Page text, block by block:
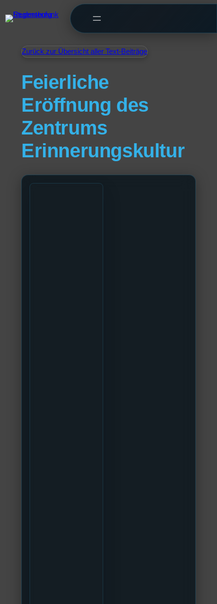
Zurück zur Übersicht aller Text-Beiträge
Feierliche
Eröffnung des
Zentrums
Erinnerungskultur